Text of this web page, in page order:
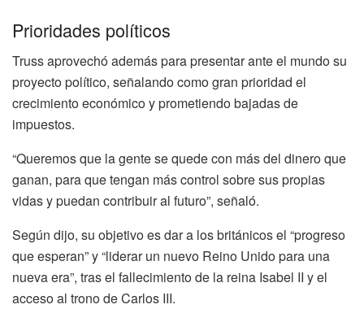
Prioridades políticos
Truss aprovechó además para presentar ante el mundo su
proyecto político, señalando como gran prioridad el
crecimiento económico y prometiendo bajadas de
impuestos.
“Queremos que la gente se quede con más del dinero que
ganan, para que tengan más control sobre sus propias
vidas y puedan contribuir al futuro”, señaló.
Según dijo, su objetivo es dar a los británicos el “progreso
que esperan” y “liderar un nuevo Reino Unido para una
nueva era”, tras el fallecimiento de la reina Isabel II y el
acceso al trono de Carlos III.